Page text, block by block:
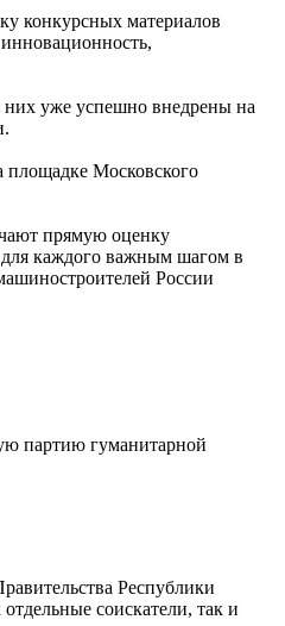
конкурсных материалов
них уже успешно внедрены на
площадке Московского
прямую оценку
для каждого важным шагом в
России
партию гуманитарной
Республики
соискатели, так и